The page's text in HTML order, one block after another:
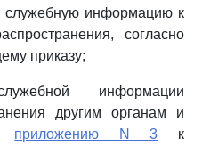
служебную информацию к
согласно
приказу;
информации
другим органам и
приложению N 3 к